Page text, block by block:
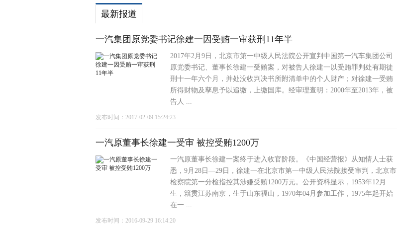
最新报道
一汽集团原党委书记徐建一因受贿一审获刑11年半
2017年2月9日，北京市第一中级人民法院公开宣判中国第一汽车集团公司
原党委书记、董事长徐建一受贿案，对被告人徐建一以受贿罪判处有期徒
刑十一年六个月，并处没收判决书所附清单中的个人财产；对徐建一受贿
所得财物及孳息予以追缴，上缴国库。经审理查明：2000年至2013年，被
告人 ...
发布时间：2017-02-09 15:24:23
一汽原董事长徐建一受审 被控受贿1200万
一汽原董事长徐建一案终于进入收官阶段。《中国经营报》从知情人士获
悉，9月28日—29日，徐建一在北京市第一中级人民法院接受审判，北京市
检察院第一分检指控其涉嫌受贿1200万元。公开资料显示，1953年12月
生，籍贯江苏南京，生于山东福山，1970年04月参加工作，1975年起开始
在一 ...
发布时间：2016-09-29 16:14:20